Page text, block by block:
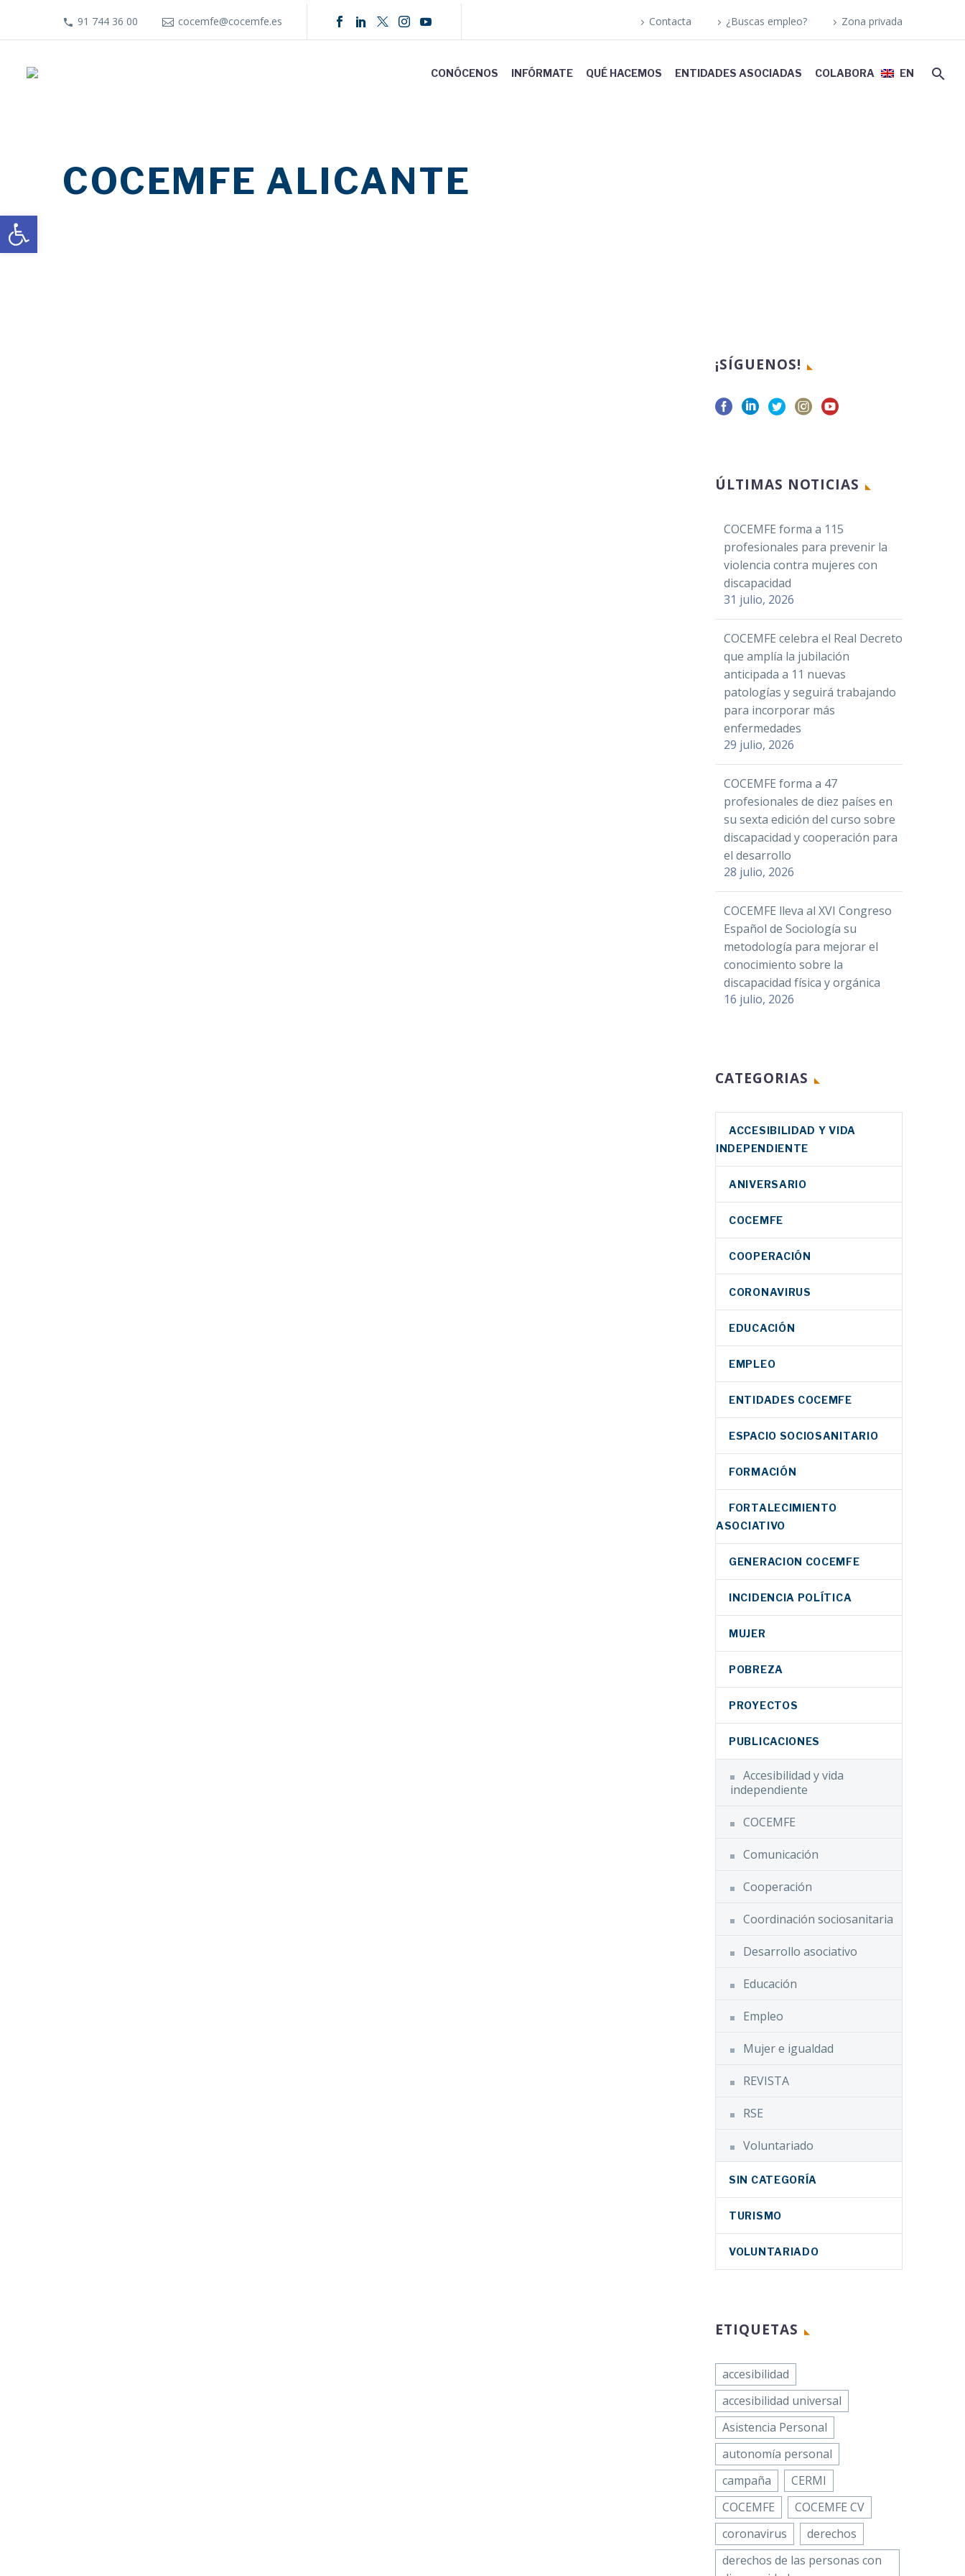
91 744 36 00 cocemfe@cocemfe.es Contacta ¿Buscas empleo? Zona privada
CONÓCENOS INFÓRMATE QUÉ HACEMOS ENTIDADES ASOCIADAS COLABORA EN
COCEMFE ALICANTE
¡SÍGUENOS!
ÚLTIMAS NOTICIAS
COCEMFE forma a 115
profesionales para prevenir la
violencia contra mujeres con
discapacidad
31 julio, 2026
COCEMFE celebra el Real Decreto
que amplía la jubilación
anticipada a 11 nuevas
patologías y seguirá trabajando
para incorporar más
enfermedades
29 julio, 2026
COCEMFE forma a 47
profesionales de diez países en
su sexta edición del curso sobre
discapacidad y cooperación para
el desarrollo
28 julio, 2026
COCEMFE lleva al XVI Congreso
Español de Sociología su
metodología para mejorar el
conocimiento sobre la
discapacidad física y orgánica
16 julio, 2026
CATEGORIAS
ACCESIBILIDAD Y VIDA
INDEPENDIENTE
ANIVERSARIO
COCEMFE
COOPERACIÓN
CORONAVIRUS
EDUCACIÓN
EMPLEO
ENTIDADES COCEMFE
ESPACIO SOCIOSANITARIO
FORMACIÓN
FORTALECIMIENTO
ASOCIATIVO
GENERACION COCEMFE
INCIDENCIA POLÍTICA
MUJER
POBREZA
PROYECTOS
PUBLICACIONES
Accesibilidad y vida
independiente
COCEMFE
Comunicación
Cooperación
Coordinación sociosanitaria
Desarrollo asociativo
Educación
Empleo
Mujer e igualdad
REVISTA
RSE
Voluntariado
SIN CATEGORÍA
TURISMO
VOLUNTARIADO
ETIQUETAS
accesibilidad
accesibilidad universal
Asistencia Personal
autonomía personal
campaña
CERMI
COCEMFE
COCEMFE CV
coronavirus
derechos
derechos de las personas con
Abrir barra de herramientas